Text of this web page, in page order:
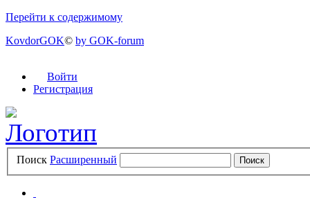
Перейти к содержимому
KovdorGOK© by GOK-forum
Войти
Регистрация
Поиск Расширенный